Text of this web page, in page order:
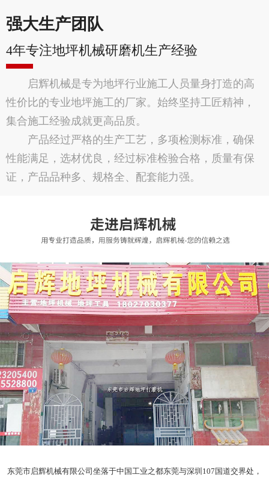
强大生产团队
4年专注地坪机械研磨机生产经验
启辉机械是专为地坪行业施工人员量身打造的高
性价比的专业地坪施工的厂家。始终坚持工匠精神，
集合施工经验成就更高品质。
产品经过严格的生产工艺，多项检测标准，确保
性能满足，选材优良，经过标准检验合格，质量有保
证，产品品种多、规格全、配套能力强。
东莞市启辉机械有限公司坐落于中国工业之都东莞与深圳107国道交界处，